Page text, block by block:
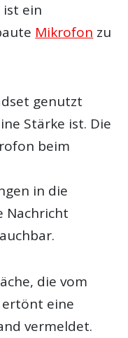
ein
Mikrofon zu
genutzt
Stärke ist. Die
beim
in die
Nachricht
die vom
ertönt eine
vermeldet.